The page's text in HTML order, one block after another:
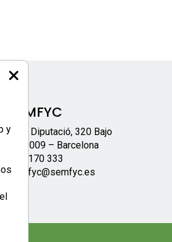
y
SEMFYC
c/ Diputació, 320 Bajo
08009 – Barcelona
933 170 333
semfyc@semfyc.es